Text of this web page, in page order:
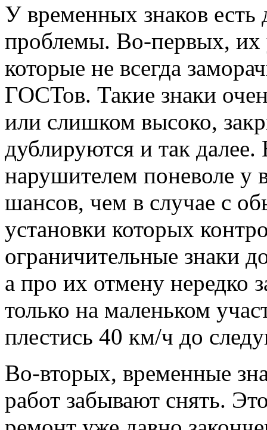
У временных знаков
проблемы. Во-первых, их
которые не всегда
ГОСТов. Такие знаки
или слишком высоко,
дублируются и так далее.
нарушителем поневоле у
шансов, чем в случае с
установки которых
ограничительные знаки
а про их отмену нередко
только на маленьком
плестись 40 км/ч до
Во-вторых, временные
работ забывают снять.